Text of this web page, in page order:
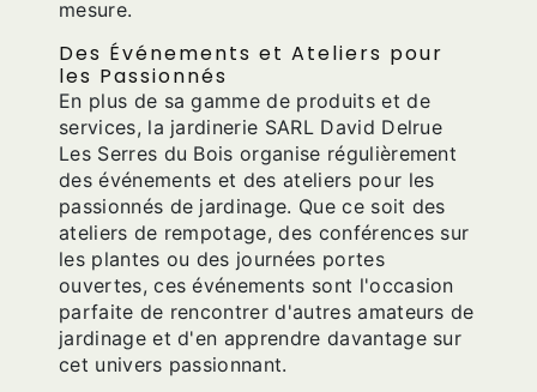
mesure.
Des Événements et Ateliers pour
les Passionnés
En plus de sa gamme de produits et de
services, la jardinerie SARL David Delrue
Les Serres du Bois organise régulièrement
des événements et des ateliers pour les
passionnés de jardinage. Que ce soit des
ateliers de rempotage, des conférences sur
les plantes ou des journées portes
ouvertes, ces événements sont l'occasion
parfaite de rencontrer d'autres amateurs de
jardinage et d'en apprendre davantage sur
cet univers passionnant.